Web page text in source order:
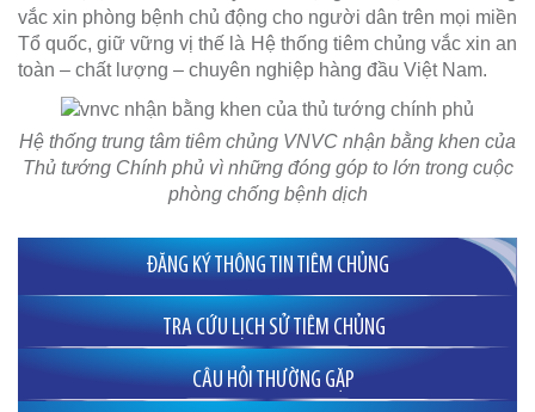
vắc xin phòng bệnh chủ động cho người dân trên mọi miền
Tổ quốc, giữ vững vị thế là Hệ thống tiêm chủng vắc xin an
toàn – chất lượng – chuyên nghiệp hàng đầu Việt Nam.
Hệ thống trung tâm tiêm chủng VNVC nhận bằng khen của
Thủ tướng Chính phủ vì những đóng góp to lớn trong cuộc
phòng chống bệnh dịch
ĐĂNG KÝ THÔNG TIN TIÊM CHỦNG
TRA CỨU LỊCH SỬ TIÊM CHỦNG
CÂU HỎI THƯỜNG GẶP